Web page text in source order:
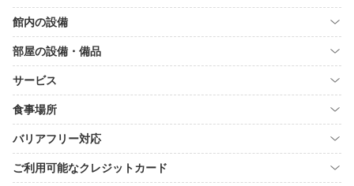
館内の設備
部屋の設備・備品
サービス
食事場所
バリアフリー対応
ご利用可能なクレジットカード